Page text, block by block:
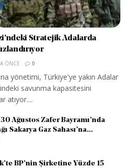
Stratejik Adalarda
ÖNCE 0
yönetimi, Türkiye'ye yakın Adalar
savunma kapasitesini
atıyor....
Ağustos Zafer Bayramı’nda
Sakarya Gaz Sahası’na...
BP’nin Şirketine Yüzde 15